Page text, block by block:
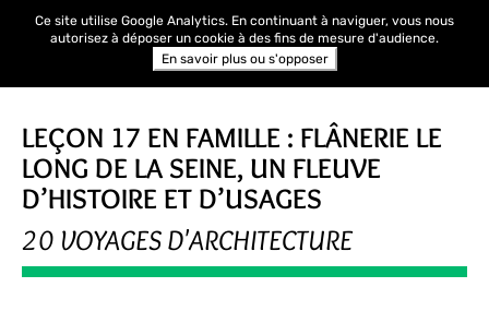
JOURNÉES DE L'ARCHITECTURE
LEÇON 17 EN FAMILLE : FLÂNERIE LE
LONG DE LA SEINE, UN FLEUVE
D’HISTOIRE ET D’USAGES
20 VOYAGES D'ARCHITECTURE
Ce site utilise Google Analytics. En continuant à naviguer, vous nous
autorisez à déposer un cookie à des fins de mesure d'audience.
En savoir plus ou s'opposer